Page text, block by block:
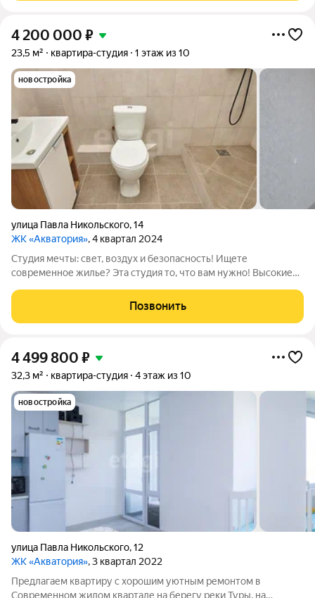
4 200 000 ₽
23,5 м² квартира-студия 1 этаж из 10
новостройка
улица Павла Никольского,14
ЖК «Акватория», 4 квартал 2024
Студия мечты: свет, воздух и безопасность! Ищете
современное жилье? Эта студия то, что вам нужно! Высокие
максимум света и энергии. Рядом река лучшие прогулки в
минуте от дома. Закрытый ЖК:
Позвонить
4 499 800 ₽
32,3 м² квартира-студия 4 этаж из 10
новостройка
улица Павла Никольского,12
ЖК «Акватория», 3 квартал 2022
Предлагаем квартиру с хорошим уютным ремонтом в
Современном жилом квартале на берегу реки Туры, на